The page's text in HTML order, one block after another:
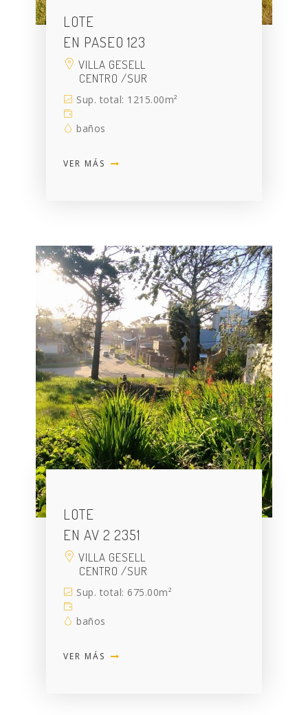
LOTE
EN PASEO 123
VILLA GESELL
CENTRO /SUR
Sup. total: 1215.00m²
baños
VER MÁS
LOTE
EN AV 2 2351
VILLA GESELL
CENTRO /SUR
Sup. total: 675.00m²
baños
VER MÁS